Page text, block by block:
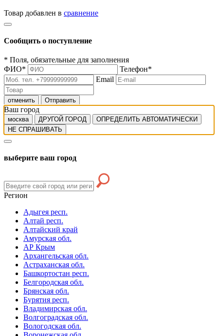
Товар добавлен в сравнение
Сообщить о поступление
* Поля, обязательные для заполнения
ФИО* Телефон*
Email
отменить Отправить
Ваш город
москва ДРУГОЙ ГОРОД
ОПРЕДЕЛИТЬ АВТОМАТИЧЕСКИ
НЕ СПРАШИВАТЬ
выберите ваш город
Регион
Адыгея респ.
Алтай респ.
Алтайский край
Амурская обл.
АР Крым
Архангельская обл.
Астраханская обл.
Башкортостан респ.
Белгородская обл.
Брянская обл.
Бурятия респ.
Владимирская обл.
Волгоградская обл.
Вологодская обл.